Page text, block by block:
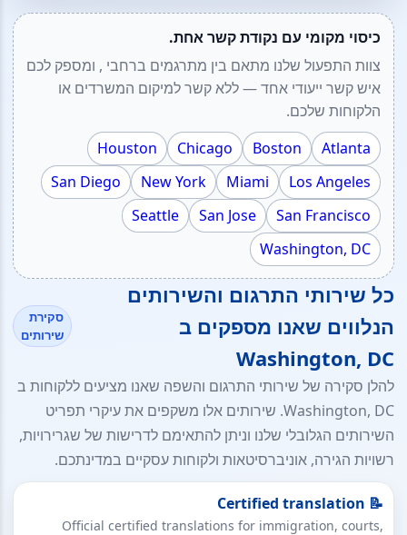
כיסוי מקומי עם נקודת קשר אחת.
צוות התפעול שלנו מתאם בין מתרגמים ברחבי , ומספק לכם
איש קשר ייעודי אחד — ללא קשר למיקום המשרדים או
הלקוחות שלכם.
Atlanta
Boston
Chicago
Houston
Los Angeles
Miami
New York
San Diego
San Francisco
San Jose
Seattle
Washington, DC
כל שירותי התרגום והשירותים
הנלווים שאנו מספקים ב
Washington, DC
סקירת
שירותים
להלן סקירה של שירותי התרגום והשפה שאנו מציעים ללקוחות ב
Washington, DC. שירותים אלו משקפים את עיקרי תפריט
השירותים הגלובלי שלנו וניתן להתאימם לדרישות של שגרירויות,
רשויות הגירה, אוניברסיטאות ולקוחות עסקיים במדינתכם.
📝 Certified translation
Official certified translations for immigration, courts,